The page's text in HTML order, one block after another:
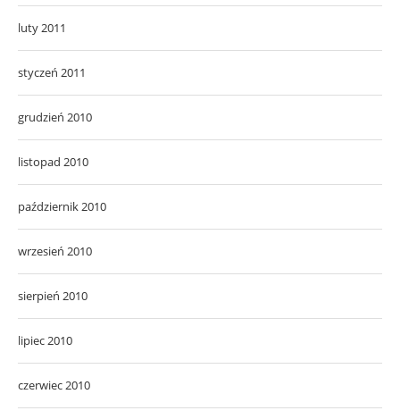
luty 2011
styczeń 2011
grudzień 2010
listopad 2010
październik 2010
wrzesień 2010
sierpień 2010
lipiec 2010
czerwiec 2010